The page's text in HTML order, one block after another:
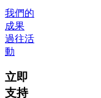
我們的
成果
過往活
動
立即
支持